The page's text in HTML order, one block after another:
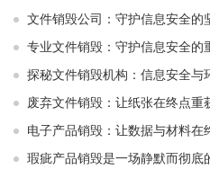
文件销毁公司：守护信息安全的
专业文件销毁：守护信息安全的
探秘文件销毁机构：信息安全与
废弃文件销毁：让纸张在终点重
电子产品销毁：让数据与材料在
瑕疵产品销毁是一场静默而彻底